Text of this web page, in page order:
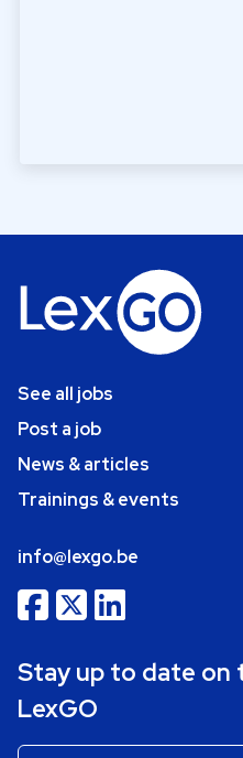
See all jobs
Post a job
News & articles
Trainings & events
info@lexgo.be
Stay up to date
LexGO